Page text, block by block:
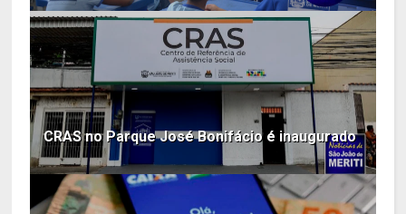
CRAS no Parque José Bonifácio é inaugurado